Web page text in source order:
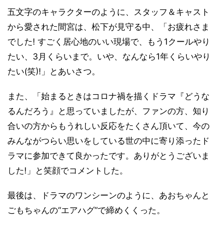
五文字のキャラクターのように、スタッフ＆キャスト
から愛された間宮は、松下が見守る中、「お疲れさま
でした! すごく居心地のいい現場で、もう1クールやり
たい、3月くらいまで。いや、なんなら1年くらいやり
たい(笑)!」とあいさつ。
また、「始まるときはコロナ禍を描くドラマ『どうな
るんだろう』と思っていましたが、ファンの方、知り
合いの方からもうれしい反応をたくさん頂いて、今の
みんながつらい思いをしている世の中に寄り添ったド
ラマに参加できて良かったです。ありがとうございま
した!」と笑顔でコメントした。
最後は、ドラマのワンシーンのように、あおちゃんと
ごもちゃんの“エアハグ”で締めくくった。